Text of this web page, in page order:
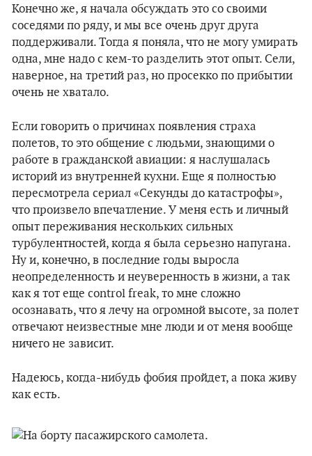
Конечно же, я начала обсуждать это со своими
соседями по ряду, и мы все очень друг друга
поддерживали. Тогда я поняла, что не могу умирать
одна, мне надо с кем-то разделить этот опыт. Сели,
наверное, на третий раз, но просекко по прибытии
очень не хватало.
Если говорить о причинах появления страха
полетов, то это общение с людьми, знающими о
работе в гражданской авиации: я наслушалась
историй из внутренней кухни. Еще я полностью
пересмотрела сериал «Секунды до катастрофы»,
что произвело впечатление. У меня есть и личный
опыт переживания нескольких сильных
турбулентностей, когда я была серьезно напугана.
Ну и, конечно, в последние годы выросла
неопределенность и неуверенность в жизни, а так
как я тот еще control freak, то мне сложно
осознавать, что я лечу на огромной высоте, за полет
отвечают неизвестные мне люди и от меня вообще
ничего не зависит.
Надеюсь, когда-нибудь фобия пройдет, а пока живу
как есть.